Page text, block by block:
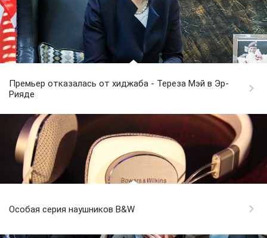
Премьер отказалась от хиджаба - Тереза Мэй в Эр-
Рияде
Особая серия наушников B&W